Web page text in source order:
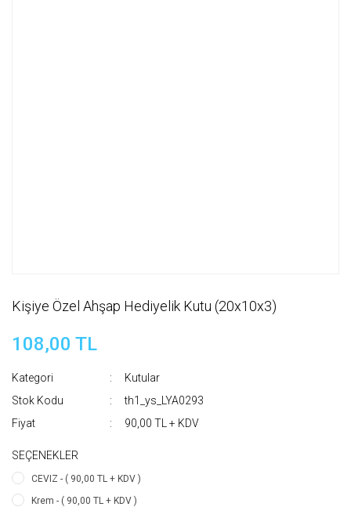
Kişiye Özel Ahşap Hediyelik Kutu (20x10x3)
108,00 TL
Kategori
Kutular
Stok Kodu
th1_ys_LYA0293
Fiyat
90,00 TL + KDV
SEÇENEKLER
CEVIZ - ( 90,00 TL + KDV )
Krem - ( 90,00 TL + KDV )